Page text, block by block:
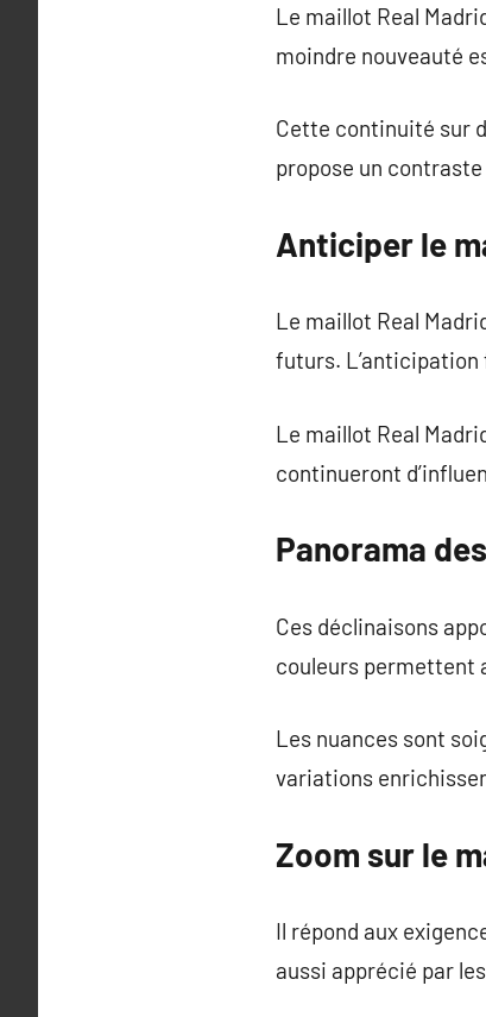
Le maillot Real
moindre nouveauté
Cette continuité sur
propose un
Anticiper le
Le maillot Real
futurs.
Le maillot Real
continueront
Panorama
Ces déclinaisons
couleurs permettent
Les nuances sont
variations
Zoom sur le
Il répond aux
aussi apprécié par